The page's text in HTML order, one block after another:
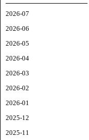
2026-07
2026-06
2026-05
2026-04
2026-03
2026-02
2026-01
2025-12
2025-11